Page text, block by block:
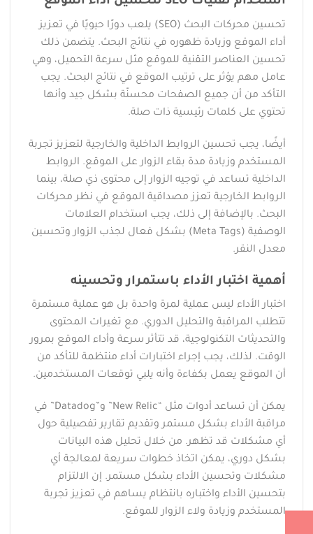
تحسين محركات البحث (SEO) يلعب دورًا حيويًا في تعزيز
أداء الموقع وزيادة ظهوره في نتائج البحث. يتضمن ذلك
تحسين العناصر التقنية للموقع مثل سرعة التحميل، وهي
عامل مهم يؤثر على ترتيب الموقع في نتائج البحث. يجب
التأكد من أن جميع الصفحات محسنّة بشكل جيد وأنها
تحتوي على كلمات رئيسية ذات صلة.
أيضًا، يجب تحسين الروابط الداخلية والخارجية لتعزيز تجربة
المستخدم وزيادة مدة بقاء الزوار على الموقع. الروابط
الداخلية تساعد في توجيه الزوار إلى محتوى ذي صلة، بينما
الروابط الخارجية تعزز مصداقية الموقع في نظر محركات
البحث. بالإضافة إلى ذلك، يجب استخدام العلامات
الوصفية (Meta Tags) بشكل فعال لجذب الزوار وتحسين
معدل النقر.
أهمية اختبار الأداء باستمرار وتحسينه
اختبار الأداء ليس عملية لمرة واحدة بل هو عملية مستمرة
تتطلب المراقبة والتحليل الدوري. مع تغيرات المحتوى
والتحديثات التكنولوجية، قد تتأثر سرعة وأداء الموقع بمرور
الوقت. لذلك، يجب إجراء اختبارات أداء منتظمة للتأكد من
أن الموقع يعمل بكفاءة وأنه يلبي توقعات المستخدمين.
يمكن أن تساعد أدوات مثل “New Relic” و”Datadog” في
مراقبة الأداء بشكل مستمر وتقديم تقارير تفصيلية حول
أي مشكلات قد تظهر. من خلال تحليل هذه البيانات
بشكل دوري، يمكن اتخاذ خطوات سريعة لمعالجة أي
مشكلات وتحسين الأداء بشكل مستمر. إن الالتزام
بتحسين الأداء واختباره بانتظام يساهم في تعزيز تجربة
المستخدم وزيادة ولاء الزوار للموقع.